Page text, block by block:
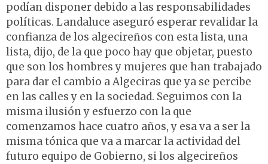
podían disponer debido a las responsabilidades
políticas. Landaluce aseguró esperar revalidar la
confianza de los algecireños con esta lista, una
lista, dijo, de la que poco hay que objetar, puesto
que son los hombres y mujeres que han trabajado
para dar el cambio a Algeciras que ya se percibe
en las calles y en la sociedad. Seguimos con la
misma ilusión y esfuerzo con la que
comenzamos hace cuatro años, y esa va a ser la
misma tónica que va a marcar la actividad del
futuro equipo de Gobierno, si los algecireños